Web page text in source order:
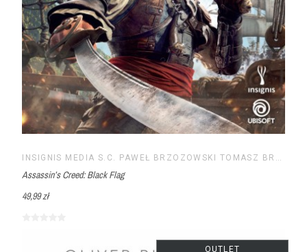
Assassin’s Creed: Black Flag
49,99 zł
OUTLET